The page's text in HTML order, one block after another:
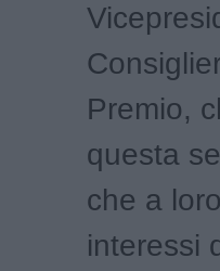
Premio,
questa
che a
interessi